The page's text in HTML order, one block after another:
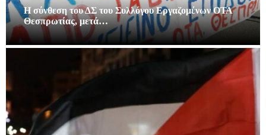
Η σύνθεση του ΔΣ του Συλλόγου Εργαζομένων ΟΤΑ
Θεσπρωτίας, μετά…